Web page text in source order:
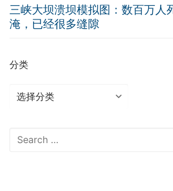
三峡大坝溃坝模拟图：数百万人
淹，已经很多缝隙
分类
分
类
Search